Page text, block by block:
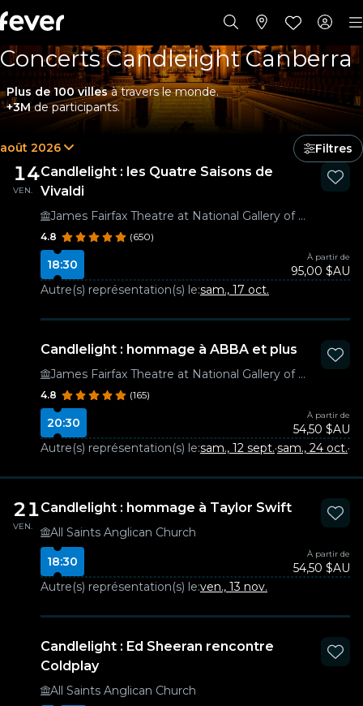
Concerts Candlelight Canberra
Plus de 100 villesà travers le monde.
+3Mde participants.
août 2026 Filtres
14
VEN.
Candlelight : les Quatre Saisons de
Vivaldi
James Fairfax Theatre at National Gallery of Australia
4.8 (650)
18:30
À partir de
95,00 $AU
Autre(s) représentation(s) le:sam., 17 oct.
Candlelight : hommage à ABBA et plus
James Fairfax Theatre at National Gallery of Australia
4.8 (165)
20:30
À partir de
54,50 $AU
Autre(s) représentation(s) le:sam., 12 sept.·sam., 24 oct.·
21
VEN.
Candlelight : hommage à Taylor Swift
All Saints Anglican Church
18:30
À partir de
54,50 $AU
Autre(s) représentation(s) le:ven., 13 nov.
Candlelight : Ed Sheeran rencontre
Coldplay
All Saints Anglican Church